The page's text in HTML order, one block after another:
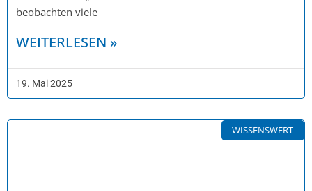
beobachten viele
WEITERLESEN »
19. Mai 2025
WISSENSWERT